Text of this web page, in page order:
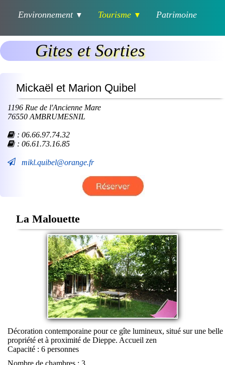
Environnement ▼ Tourisme ▼ Patrimoine
Gites et Sorties
Mickaël et Marion Quibel
1196 Rue de l'Ancienne Mare
76550 AMBRUMESNIL
: 06.66.97.74.32
: 06.61.73.16.85
mikl.quibel@orange.fr
La Malouette
Décoration contemporaine pour ce gîte lumineux, situé sur une belle
propriété et à proximité de Dieppe. Accueil zen
Capacité : 6 personnes